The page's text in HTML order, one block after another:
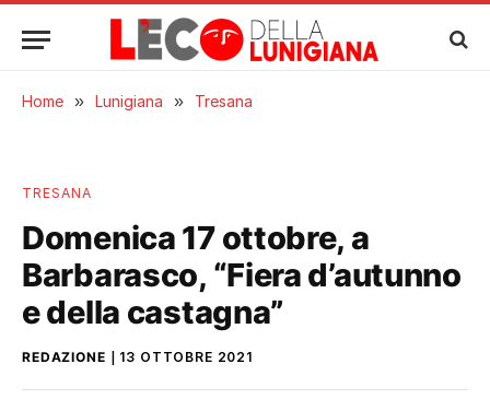
Home » Lunigiana » Tresana
TRESANA
Domenica 17 ottobre, a
Barbarasco, “Fiera d’autunno
e della castagna”
REDAZIONE 13 OTTOBRE 2021